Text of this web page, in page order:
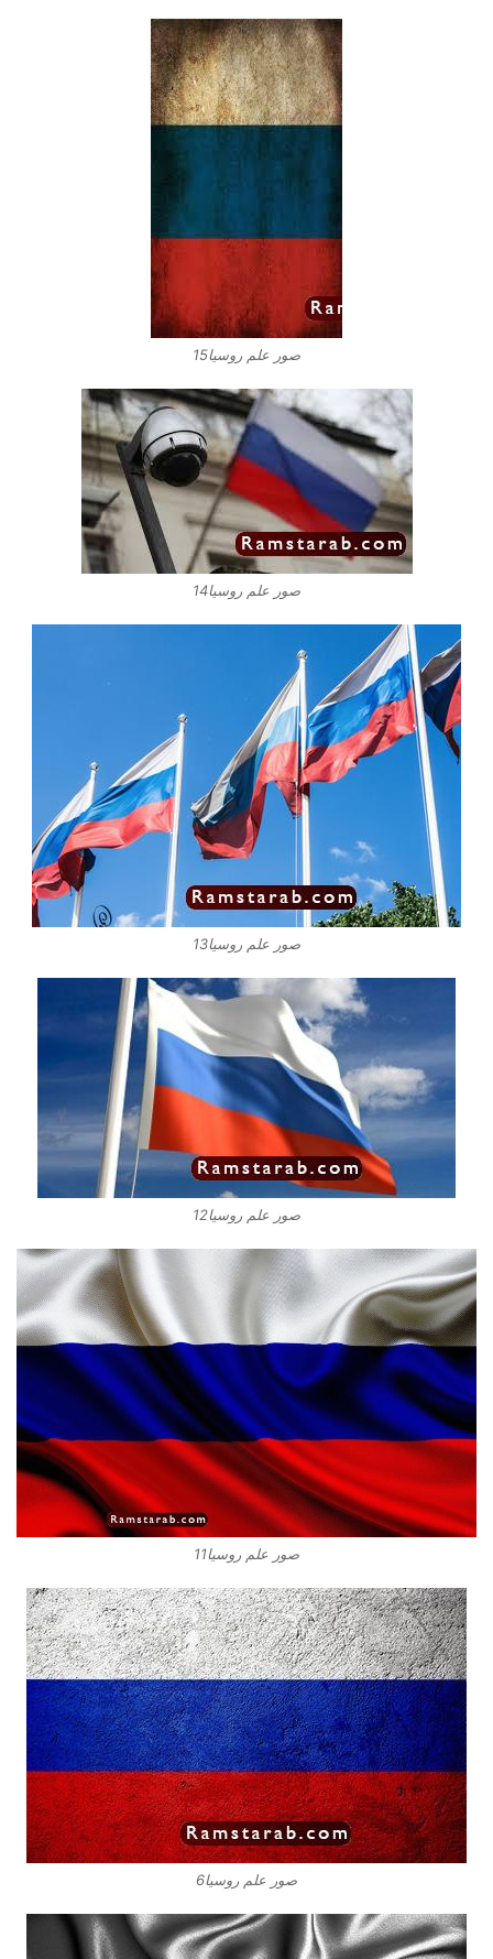
صور علم روسيا15
صور علم روسيا14
صور علم روسيا13
صور علم روسيا12
صور علم روسيا11
صور علم روسيا6